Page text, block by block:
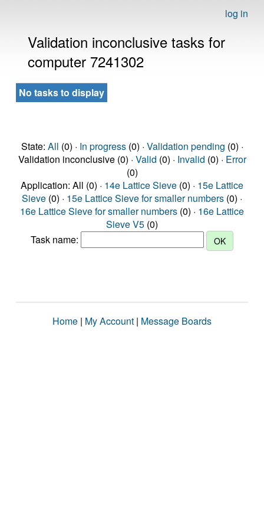
log in
Validation inconclusive tasks for
computer 7241302
No tasks to display
State: All (0) · In progress(0) · Validation pending (0) ·
Validation inconclusive (0) · Valid (0) · Invalid (0) · Error
(0)
Application: All (0) · 14e Lattice Sieve (0) · 15e Lattice
Sieve (0) · 15e Lattice Sieve for smaller numbers (0) ·
16e Lattice Sieve for smaller numbers (0) · 16e Lattice
Sieve V5 (0)
Task name:
Home | My Account | Message Boards